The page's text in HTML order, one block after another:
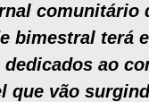
comunitário
bimestral terá
ao
que vão